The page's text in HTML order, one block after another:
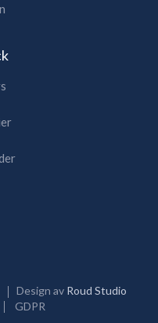
Design av Roud Studio
GDPR